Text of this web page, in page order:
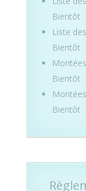
Bientôt
Liste
Bientôt
Bientôt
Bientôt